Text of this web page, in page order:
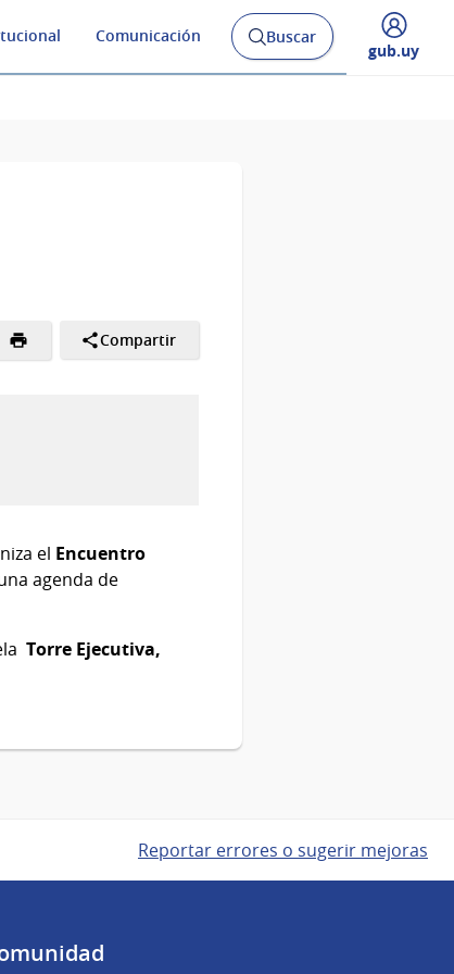
Comunicación
Abrir
buscador
Buscar
Desplegar
gub.uy
Compartir
el Encuentro
agenda de
Torre Ejecutiva,
Reportar errores o sugerir mejoras